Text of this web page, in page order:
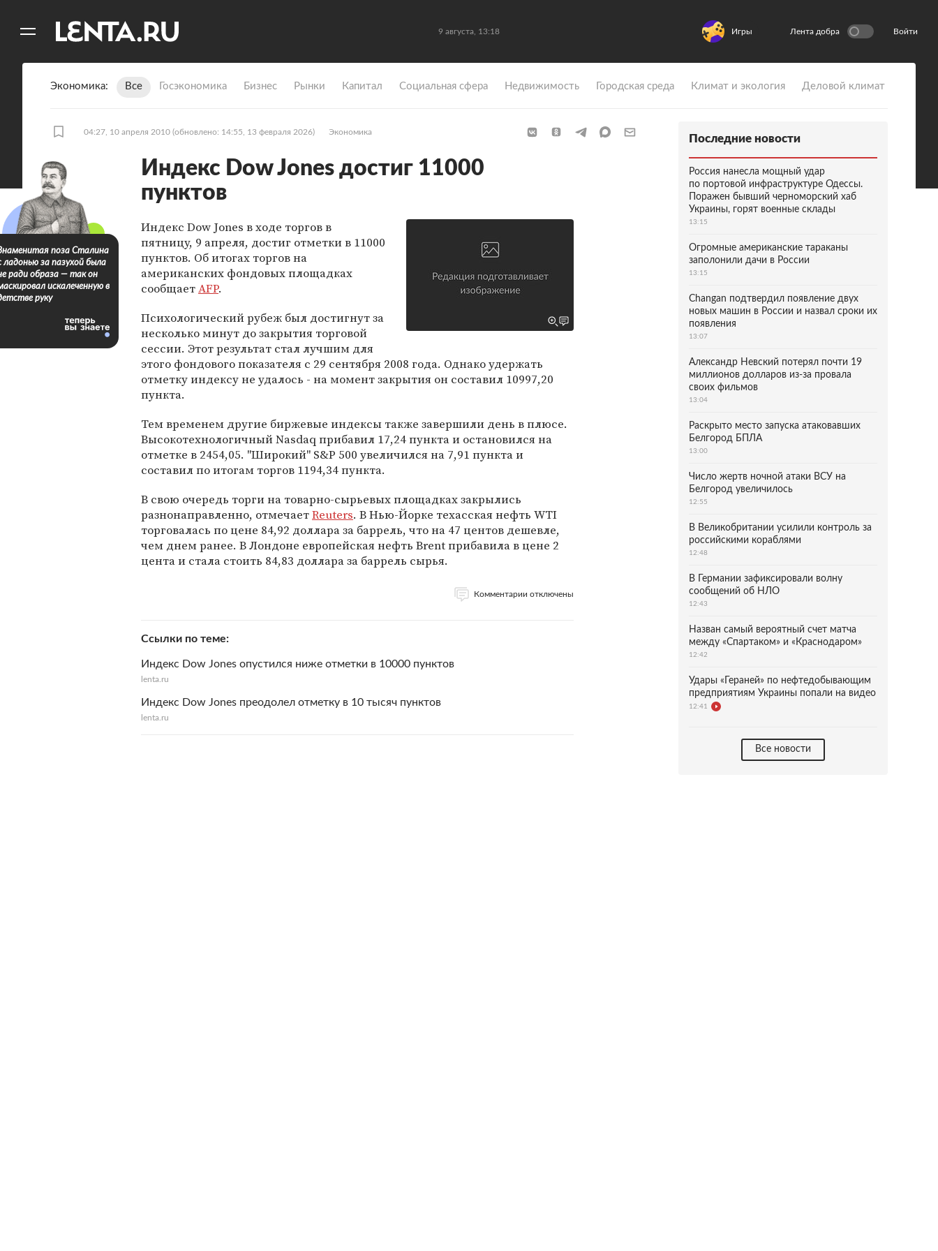
9 августа, 13:18 Игры Лента добра Войти
Экономика Все Госэкономика Бизнес Рынки Капитал Социальная сфера Недвижимость Городская среда Климат и экология Деловой климат
04:27, 10 апреля 2010 (обновлено: 14:55, 13 февраля 2026) Экономика
Индекс Dow Jones достиг 11000
пунктов
Индекс Dow Jones в ходе торгов в
пятницу, 9 апреля, достиг отметки в 11000
пунктов. Об итогах торгов на
американских фондовых площадках
сообщаетAFP.
Психологический рубеж был достигнут за
несколько минут до закрытия торговой
сессии. Этот результат стал лучшим для
этого фондового показателя с 29 сентября 2008 года. Однако удержать
отметку индексу не удалось - на момент закрытия он составил 10997,20
пункта.
Тем временем другие биржевые индексы также завершили день в плюсе.
Высокотехнологичный Nasdaq прибавил 17,24 пункта и остановился на
отметке в 2454,05. "Широкий" S&P 500 увеличился на 7,91 пункта и
составил по итогам торгов 1194,34 пункта.
В свою очередь торги на товарно-сырьевых площадках закрылись
разнонаправленно, отмечаетReuters. В Нью-Йорке техасская нефть WTI
торговалась по цене 84,92 доллара за баррель, что на 47 центов дешевле,
чем днем ранее. В Лондоне европейская нефть Brent прибавила в цене 2
цента и стала стоить 84,83 доллара за баррель сырья.
Комментарии отключены
Ссылки по теме
Индекс Dow Jones опустился ниже отметки в 10000 пунктов
lenta.ru
Индекс Dow Jones преодолел отметку в 10 тысяч пунктов
lenta.ru
поза Сталина
ладонью за пазухой была
ради образа — так он
искалеченную в
руку
Последние новости
Россия нанесла мощный удар
по портовой инфраструктуре Одессы.
Поражен бывший черноморский хаб
Украины, горят военные склады
13:15
Огромные американские тараканы
заполонили дачи в России
13:15
Changan подтвердил появление двух
новых машин в России и назвал сроки их
появления
13:07
Александр Невский потерял почти 19
миллионов долларов из-за провала
своих фильмов
13:04
Раскрыто место запуска атаковавших
Белгород БПЛА
13:00
Число жертв ночной атаки ВСУ на
Белгород увеличилось
12:55
В Великобритании усилили контроль за
российскими кораблями
12:48
В Германии зафиксировали волну
сообщений об НЛО
12:43
Назван самый вероятный счет матча
между «Спартаком» и «Краснодаром»
12:42
Удары «Гераней» по нефтедобывающим
предприятиям Украины попали на видео
12:41
Все новости